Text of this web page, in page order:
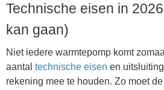
Technische eisen in
kan gaan)
Niet iedere warmtepomp komt
aantal technische eisen en
rekening mee te houden. Zo moet